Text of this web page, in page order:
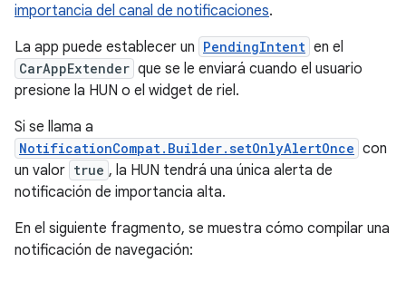
importancia del canal de notificaciones.
La app puede establecer un PendingIntent en el
CarAppExtender que se le enviará cuando el usuario
presione la HUN o el widget de riel.
Si se llama a
NotificationCompat.Builder.setOnlyAlertOnce con
un valor true , la HUN tendrá una única alerta de
notificación de importancia alta.
En el siguiente fragmento, se muestra cómo compilar una
notificación de navegación: